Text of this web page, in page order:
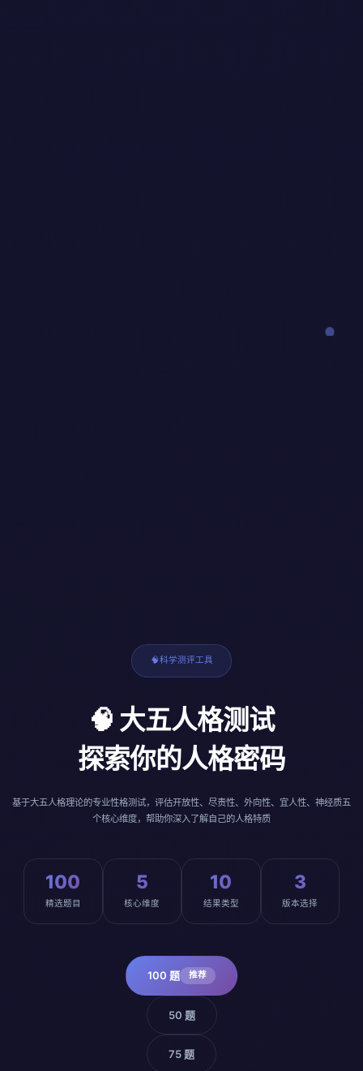
🧠科学测评工具
🧠 大五人格测试
探索你的人格密码
基于大五人格理论的专业性格测试，评估开放性、尽责性、外向性、宜人性、神经质五
个核心维度，帮助你深入了解自己的人格特质
100
精选题目
5
核心维度
10
结果类型
3
版本选择
100 题 推荐
50 题
75 题